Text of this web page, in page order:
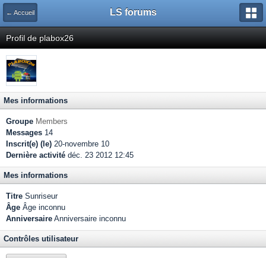
← Accueil LS forums
Profil de plabox26
Mes informations
Groupe Members
Messages 14
Inscrit(e) (le) 20-novembre 10
Dernière activité déc. 23 2012 12:45
Mes informations
Titre Sunriseur
Âge Âge inconnu
Anniversaire Anniversaire inconnu
Contrôles utilisateur